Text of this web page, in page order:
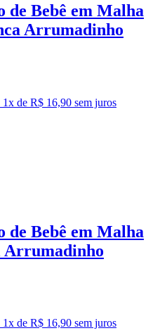
de Bebê em Malha
Arrumadinho
1x de R$ 16,90 sem juros
de Bebê em Malha
Arrumadinho
1x de R$ 16,90 sem juros